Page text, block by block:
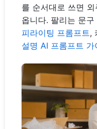
를 순서대로 쓰면
옵니다. 팔리는 문
피라이팅 프롬프트,
설명 AI 프롬프트 가